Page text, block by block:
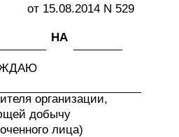
от 15.08.2014 N 529
НА
организации,
добычу
лица)